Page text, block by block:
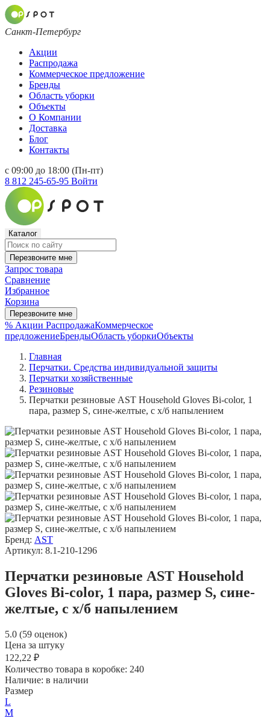
Санкт-Петербург
Акции
Распродажа
Коммерческое предложение
Бренды
Область уборки
Объекты
О Компании
Доставка
Блог
Контакты
с 09:00 до 18:00 (Пн-пт)
8 812 245-65-95 Войти
Каталог
Перезвоните мне
Запрос товара
Сравнение
Избранное
Корзина
Перезвоните мне
% Акции РаспродажаКоммерческое
предложениеБрендыОбласть уборкиОбъекты
Главная
Перчатки. Средства индивидуальной защиты
Перчатки хозяйственные
Резиновые
Перчатки резиновые AST Household Gloves Bi-color, 1
пара, размер S, сине-желтые, с х/б напылением
Бренд: AST
Артикул: 8.1-210-1296
Перчатки резиновые AST Household
Gloves Bi-color, 1 пара, размер S, сине-
желтые, с х/б напылением
5.0 (59 оценок)
Цена за штуку
122,22 ₽
Количество товара в коробке: 240
Наличие: в наличии
Размер
L
M